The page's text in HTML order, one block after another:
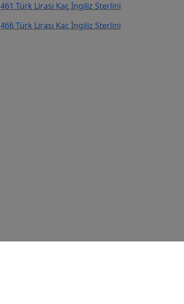
461 Türk Lirası Kaç İngiliz Sterlini
466 Türk Lirası Kaç İngiliz Sterlini